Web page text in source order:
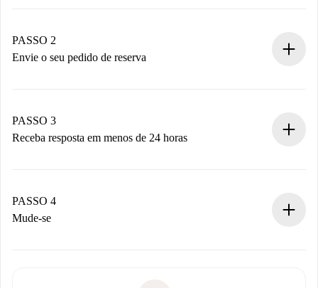
Você tem todas as informações necessárias
antecipadamente.
PASSO 2
Envie o seu pedido de reserva
Não cobramos nada até que o proprietário confirme.
PASSO 3
Receba resposta em menos de 24 horas
proprietário.
Se recusada: não cobraremos nada e ofereceremos
PASSO 4
Mude-se